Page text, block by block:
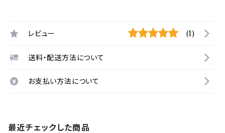
レビュー (1)
送料・配送方法について
お支払い方法について
最近チェックした商品